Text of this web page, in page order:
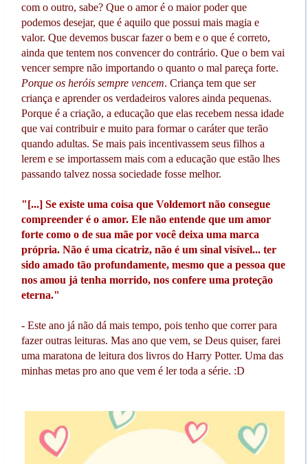
com o outro, sabe? Que o amor é o maior poder que
podemos desejar, que é aquilo que possui mais magia e
valor. Que devemos buscar fazer o bem e o que é correto,
ainda que tentem nos convencer do contrário. Que o bem vai
vencer sempre não importando o quanto o mal pareça forte.
Porque os heróis sempre vencem. Criança tem que ser
criança e aprender os verdadeiros valores ainda pequenas.
Porque é a criação, a educação que elas recebem nessa idade
que vai contribuir e muito para formar o caráter que terão
quando adultas. Se mais pais incentivassem seus filhos a
lerem e se importassem mais com a educação que estão lhes
passando talvez nossa sociedade fosse melhor.
"[...] Se existe uma coisa que Voldemort não consegue
compreender é o amor. Ele não entende que um amor
forte como o de sua mãe por você deixa uma marca
própria. Não é uma cicatriz, não é um sinal visível... ter
sido amado tão profundamente, mesmo que a pessoa que
nos amou já tenha morrido, nos confere uma proteção
eterna."
- Este ano já não dá mais tempo, pois tenho que correr para
fazer outras leituras. Mas ano que vem, se Deus quiser, farei
uma maratona de leitura dos livros do Harry Potter. Uma das
minhas metas pro ano que vem é ler toda a série. :D